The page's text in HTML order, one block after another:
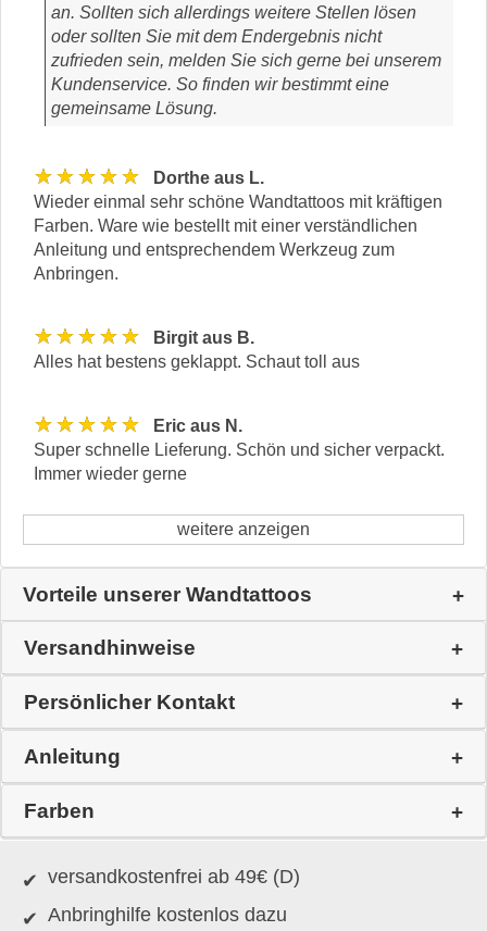
an. Sollten sich allerdings weitere Stellen lösen
oder sollten Sie mit dem Endergebnis nicht
zufrieden sein, melden Sie sich gerne bei unserem
Kundenservice. So finden wir bestimmt eine
gemeinsame Lösung.
★★★★★
Dorthe aus L.
Wieder einmal sehr schöne Wandtattoos mit kräftigen
Farben. Ware wie bestellt mit einer verständlichen
Anleitung und entsprechendem Werkzeug zum
Anbringen.
★★★★★
Birgit aus B.
Alles hat bestens geklappt. Schaut toll aus
★★★★★
Eric aus N.
Super schnelle Lieferung. Schön und sicher verpackt.
Immer wieder gerne
weitere anzeigen
Vorteile unserer Wandtattoos
Versandhinweise
Persönlicher Kontakt
Anleitung
Farben
versandkostenfrei ab 49€ (D)
Anbringhilfe kostenlos dazu